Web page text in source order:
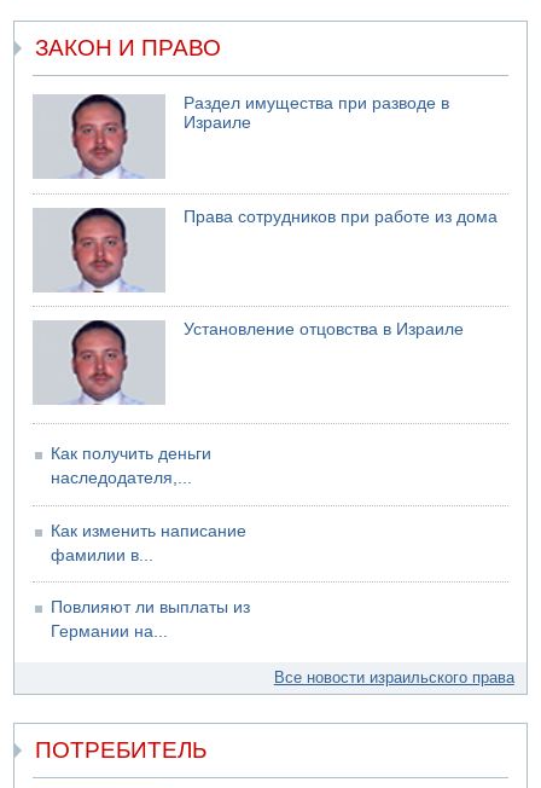
ЗАКОН И ПРАВО
Раздел имущества при разводе в
Израиле
Права сотрудников при работе из дома
Установление отцовства в Израиле
Как получить деньги
наследодателя,...
Как изменить написание
фамилии в...
Повлияют ли выплаты из
Германии на...
Все новости израильского права
ПОТРЕБИТЕЛЬ